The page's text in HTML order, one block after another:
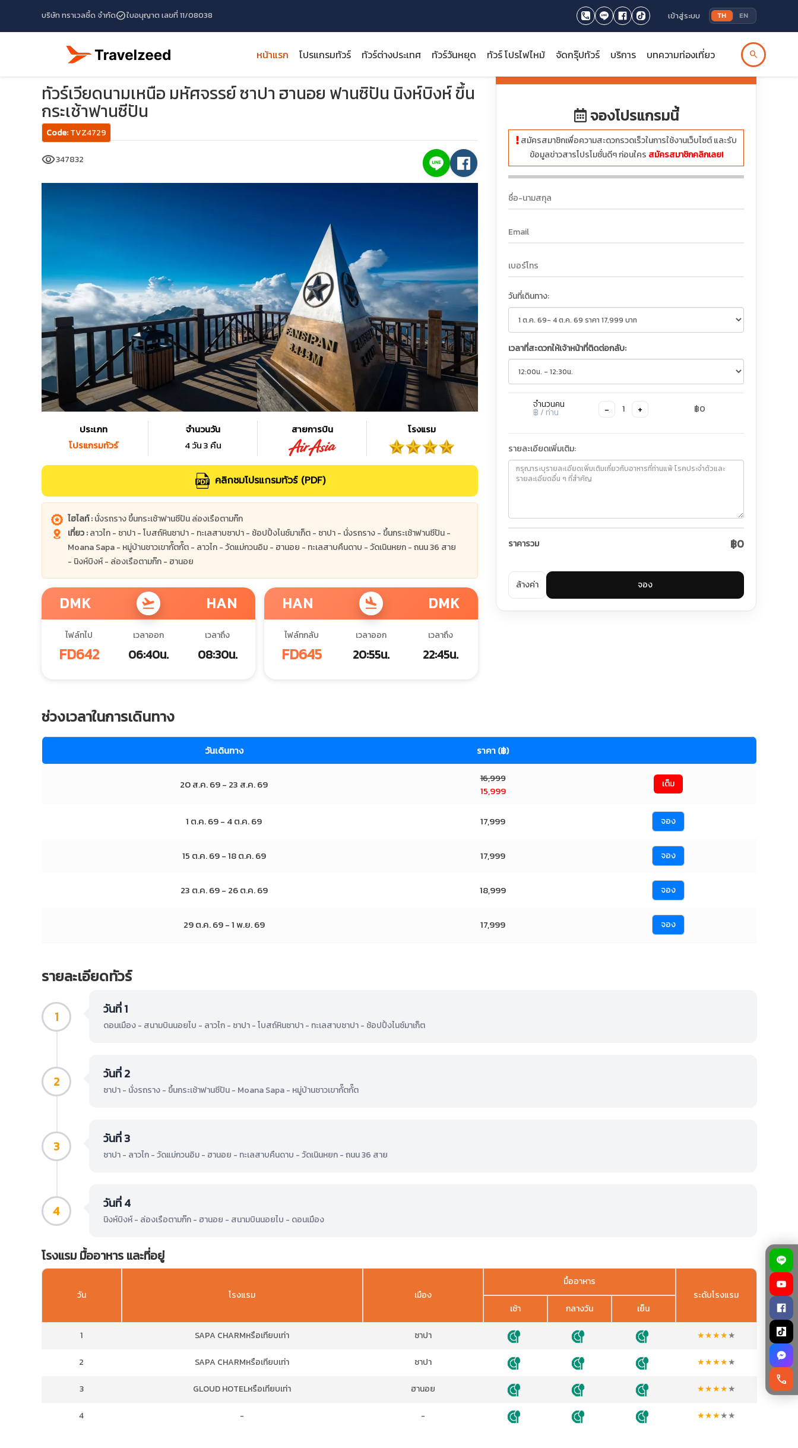
บริษัท ทราเวลซี้ด จำกัดcheck_circleใบอนุญาต เลขที่ 11/08038 เข้าสู่ระบบ TH EN
หน้าแรก โปรแกรมทัวร์ ทัวร์ต่างประเทศ ทัวร์วันหยุด ทัวร์ โปรไฟไหม้ จัดกรุ๊ปทัวร์ บริการ บทความท่องเที่ยว search
หน้าแรก โปรแกรมทัวร์ ทัวร์เวียดนาม
ทัวร์เวียดนามเหนือ มหัศจรรย์ ซาปา ฮานอย ฟานซิปัน นิงห์บิงห์ ขึ้น
กระเช้าฟานซีปัน
Code:TVZ4729
visibility347832
ประเภท
โปรแกรมทัวร์
จำนวนวัน
4 วัน 3 คืน
สายการบิน โรงแรม
คลิกชมโปรแกรมทัวร์ (PDF)
ไฮไลท์ :นั่งรถราง ขึ้นกระเช้าฟานซีปัน ล่องเรือตามก๊ก
เที่ยว :ลาวไก - ซาปา - โบสถ์หินซาปา - ทะเลสาบซาปา - ช้อปปิ้งไนซ์มาเก็ต - ซาปา - นั่งรถราง - ขึ้นกระเช้าฟานซีปัน -
Moana Sapa - หมู่บ้านชาวเขากั๊ตกั๊ต - ลาวไก - วัดแม่กวนอิม - ฮานอย - ทะเลสาบคืนดาบ - วัดเนินหยก - ถนน 36 สาย
- นิงห์บิงห์ - ล่องเรือตามก๊ก - ฮานอย
DMK flight_takeoff HAN
ไฟล์ทไป
FD642
เวลาออก
06:40น.
เวลาถึง
08:30น.
HAN flight_land DMK
ไฟล์ทกลับ
FD645
เวลาออก
20:55น.
เวลาถึง
22:45น.
บาท
จองโปรแกรมนี้
สมัครสมาชิกเพื่อความสะดวกรวดเร็วในการใช้งานเว็บไซต์ และรับ
ข้อมูลข่าวสารโปรโมชั่นดีๆ ก่อนใคร สมัครสมาชิกคลิกเลย!
วันที่เดินทาง:
เวลาที่สะดวกให้เจ้าหน้าที่ติดต่อกลับ:
จำนวนคน
฿ / ท่าน − 1 + ฿0
รายละเอียดเพิ่มเติม:
ราคารวม ฿0
ล้างค่า จอง
ช่วงเวลาในการเดินทาง
วันเดินทาง ราคา (฿)
20 ส.ค. 69 - 23 ส.ค. 69 16,999
15,999
เต็ม
1 ต.ค. 69 - 4 ต.ค. 69 17,999 จอง
15 ต.ค. 69 - 18 ต.ค. 69 17,999 จอง
23 ต.ค. 69 - 26 ต.ค. 69 18,999 จอง
29 ต.ค. 69 - 1 พ.ย. 69 17,999 จอง
รายละเอียดทัวร์
1 วันที่ 1
ดอนเมือง - สนามบินนอยไบ - ลาวไก - ซาปา - โบสถ์หินซาปา - ทะเลสาบซาปา - ช้อปปิ้งไนซ์มาเก็ต
2 วันที่ 2
ซาปา - นั่งรถราง - ขึ้นกระเช้าฟานซีปัน - Moana Sapa - หมู่บ้านชาวเขากั๊ตกั๊ต
3 วันที่ 3
ซาปา - ลาวไก - วัดแม่กวนอิม - ฮานอย - ทะเลสาบคืนดาบ - วัดเนินหยก - ถนน 36 สาย
4 วันที่ 4
นิงห์บิงห์ - ล่องเรือตามก๊ก - ฮานอย - สนามบินนอยไบ - ดอนเมือง
โรงแรม มื้ออาหาร และที่อยู่
วัน โรงแรม เมือง
มื้ออาหาร
ระดับโรงแรม
เช้า
กลางวัน เย็น
1 SAPA CHARMหรือเทียบเท่า ซาปา ★★★★★
2 SAPA CHARMหรือเทียบเท่า ซาปา ★★★★★
3 GLOUD HOTELหรือเทียบเท่า ฮานอย ★★★★★
4 - - ★★★★★
call